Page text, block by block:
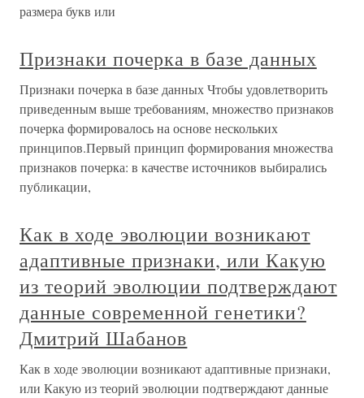
размера букв или
Признаки почерка в базе данных
Признаки почерка в базе данных Чтобы удовлетворить
приведенным выше требованиям, множество признаков
почерка формировалось на основе нескольких
принципов.Первый принцип формирования множества
признаков почерка: в качестве источников выбирались
публикации,
Как в ходе эволюции возникают
адаптивные признаки, или Какую
из теорий эволюции подтверждают
данные современной генетики?
Дмитрий Шабанов
Как в ходе эволюции возникают адаптивные признаки,
или Какую из теорий эволюции подтверждают данные